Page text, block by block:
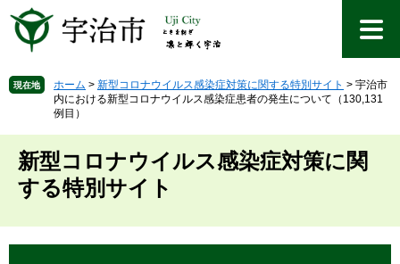
先を 現在地 ホーム > 新型コロナウイルス感染症対策に関する特別サイト > 宇治市
内における新型コロナウイルス感染症患者の発生について（130,131
例目）
新型コロナウイルス感染症対策に関
する特別サイト